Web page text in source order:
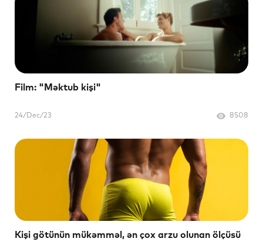
Film: "Məktub kişi"
24/Dec/23 8508
Kişi götünün mükəmməl, ən çox arzu olunan ölçüsü